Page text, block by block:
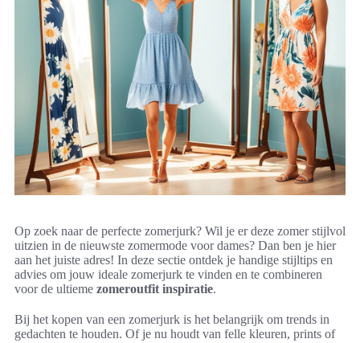
Op zoek naar de perfecte zomerjurk? Wil je er deze zomer stijlvol
uitzien in de nieuwste zomermode voor dames? Dan ben je hier
aan het juiste adres! In deze sectie ontdek je handige stijltips en
advies om jouw ideale zomerjurk te vinden en te combineren
voor de ultieme zomeroutfit inspiratie.
Bij het kopen van een zomerjurk is het belangrijk om trends in
gedachten te houden. Of je nu houdt van felle kleuren, prints of